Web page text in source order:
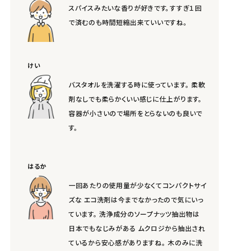
スパイスみたいな香りが好きです。すすぎ１回
で済むのも時間短縮出来ていいですね。
けい
バスタオルを洗濯する時に使っています。 柔軟
剤なしでも柔らかくいい感じに仕上がります。
容器が小さいので場所をとらないのも良いで
す。
はるか
一回あたりの使用量が少なくてコンパクトサイ
ズな エコ洗剤は今までなかったので気にいっ
ています。 洗浄成分のソープナッツ抽出物は
日本でもなじみがある ムクロジから抽出され
ているから安心感がありますね。 木のみに洗